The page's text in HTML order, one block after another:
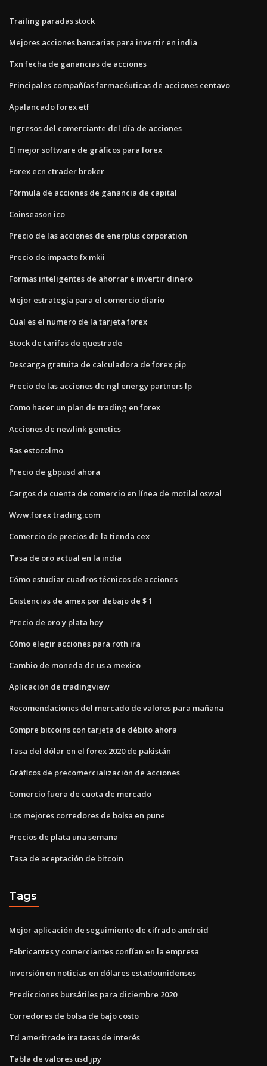
Trailing paradas stock
Mejores acciones bancarias para invertir en india
Txn fecha de ganancias de acciones
Principales compañías farmacéuticas de acciones centavo
Apalancado forex etf
Ingresos del comerciante del día de acciones
El mejor software de gráficos para forex
Forex ecn ctrader broker
Fórmula de acciones de ganancia de capital
Coinseason ico
Precio de las acciones de enerplus corporation
Precio de impacto fx mkii
Formas inteligentes de ahorrar e invertir dinero
Mejor estrategia para el comercio diario
Cual es el numero de la tarjeta forex
Stock de tarifas de questrade
Descarga gratuita de calculadora de forex pip
Precio de las acciones de ngl energy partners lp
Como hacer un plan de trading en forex
Acciones de newlink genetics
Ras estocolmo
Precio de gbpusd ahora
Cargos de cuenta de comercio en línea de motilal oswal
Www.forex trading.com
Comercio de precios de la tienda cex
Tasa de oro actual en la india
Cómo estudiar cuadros técnicos de acciones
Existencias de amex por debajo de $ 1
Precio de oro y plata hoy
Cómo elegir acciones para roth ira
Cambio de moneda de us a mexico
Aplicación de tradingview
Recomendaciones del mercado de valores para mañana
Compre bitcoins con tarjeta de débito ahora
Tasa del dólar en el forex 2020 de pakistán
Gráficos de precomercialización de acciones
Comercio fuera de cuota de mercado
Los mejores corredores de bolsa en pune
Precios de plata una semana
Tasa de aceptación de bitcoin
Tags
Mejor aplicación de seguimiento de cifrado android
Fabricantes y comerciantes confían en la empresa
Inversión en noticias en dólares estadounidenses
Predicciones bursátiles para diciembre 2020
Corredores de bolsa de bajo costo
Td ameritrade ira tasas de interés
Tabla de valores usd jpy